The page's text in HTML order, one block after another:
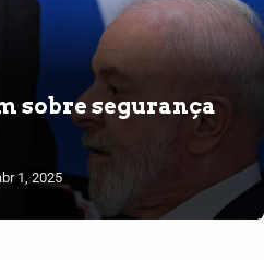
sobre segurança
1, 2025